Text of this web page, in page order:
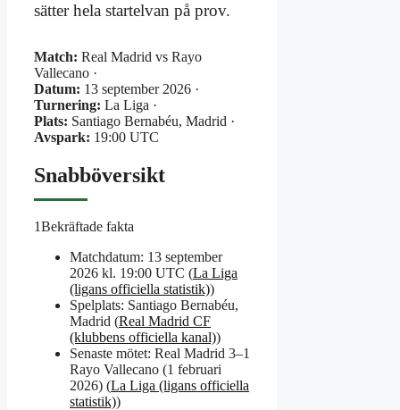
sätter hela startelvan på prov.
Match: Real Madrid vs Rayo
Vallecano ·
Datum: 13 september 2026 ·
Turnering: La Liga ·
Plats: Santiago Bernabéu, Madrid ·
Avspark: 19:00 UTC
Snabböversikt
1Bekräftade fakta
Matchdatum: 13 september
2026 kl. 19:00 UTC (La Liga
(ligans officiella statistik))
Spelplats: Santiago Bernabéu,
Madrid (Real Madrid CF
(klubbens officiella kanal))
Senaste mötet: Real Madrid 3–1
Rayo Vallecano (1 februari
2026) (La Liga (ligans officiella
statistik))